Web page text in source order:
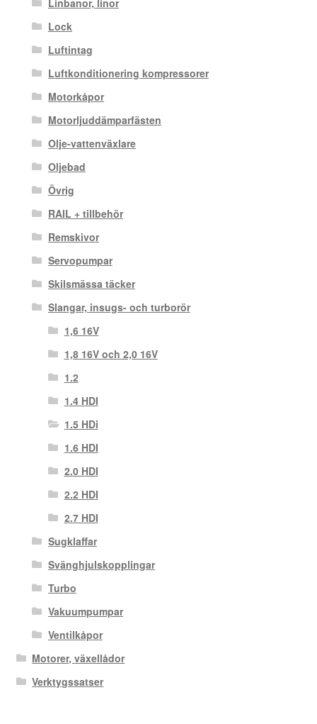
Linbanor, linor
Lock
Luftintag
Luftkonditionering kompressorer
Motorkåpor
Motorljuddämparfästen
Olje-vattenväxlare
Oljebad
Övrig
RAIL + tillbehör
Remskivor
Servopumpar
Skilsmässa täcker
Slangar, insugs- och turborör
1,6 16V
1,8 16V och 2,0 16V
1.2
1.4 HDI
1.5 HDi
1.6 HDI
2.0 HDI
2.2 HDI
2.7 HDI
Sugklaffar
Svänghjulskopplingar
Turbo
Vakuumpumpar
Ventilkåpor
Motorer, växellådor
Verktygssatser